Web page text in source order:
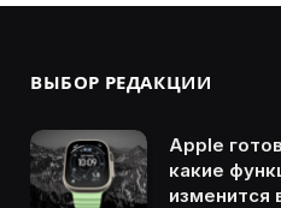
ВЫБОР РЕДАКЦИИ
Apple
какие
изменится